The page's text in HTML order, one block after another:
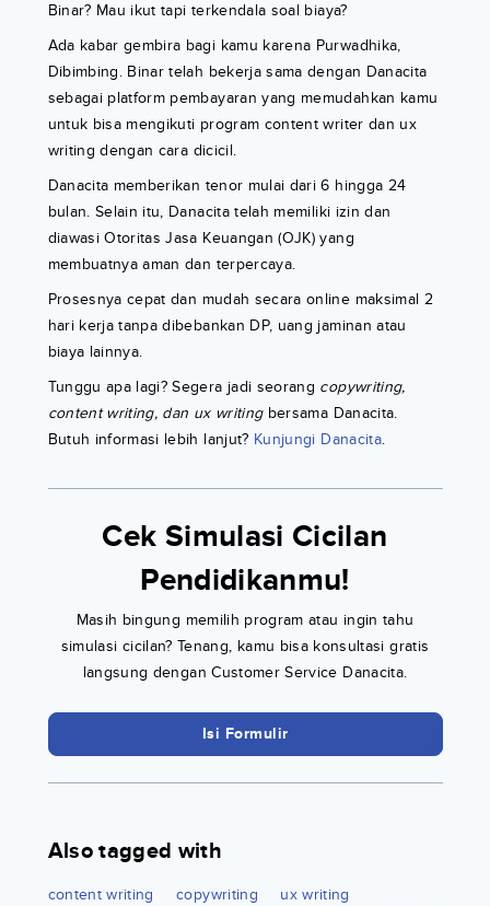
Binar? Mau ikut tapi terkendala soal biaya?
Ada kabar gembira bagi kamu karena Purwadhika,
Dibimbing. Binar telah bekerja sama dengan Danacita
sebagai platform pembayaran yang memudahkan kamu
untuk bisa mengikuti program content writer dan ux
writing dengan cara dicicil.
Danacita memberikan tenor mulai dari 6 hingga 24
bulan. Selain itu, Danacita telah memiliki izin dan
diawasi Otoritas Jasa Keuangan (OJK) yang
membuatnya aman dan terpercaya.
Prosesnya cepat dan mudah secara online maksimal 2
hari kerja tanpa dibebankan DP, uang jaminan atau
biaya lainnya.
Tunggu apa lagi? Segera jadi seorang copywriting,
content writing, dan ux writingbersama Danacita.
Butuh informasi lebih lanjut? Kunjungi Danacita.
Cek Simulasi Cicilan
Pendidikanmu!
Masih bingung memilih program atau ingin tahu
simulasi cicilan? Tenang, kamu bisa konsultasi gratis
langsung dengan Customer Service Danacita.
Isi Formulir
Also tagged with
content writing copywriting ux writing